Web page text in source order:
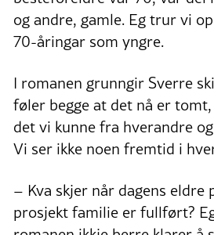
og andre, gamle. Eg trur vi
70-åringar som yngre.
I romanen grunngir Sverre
føler begge at det nå er
det vi kunne fra hverandre
Vi ser ikke noen fremtid i
– Kva skjer når dagens eldre
prosjekt familie er fullført?